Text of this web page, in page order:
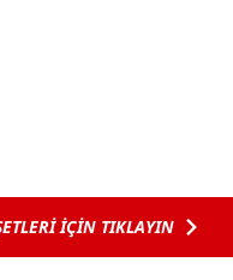
İÇİN TIKLAYIN